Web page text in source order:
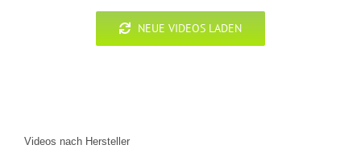
NEUE VIDEOS LADEN
Videos nach Hersteller